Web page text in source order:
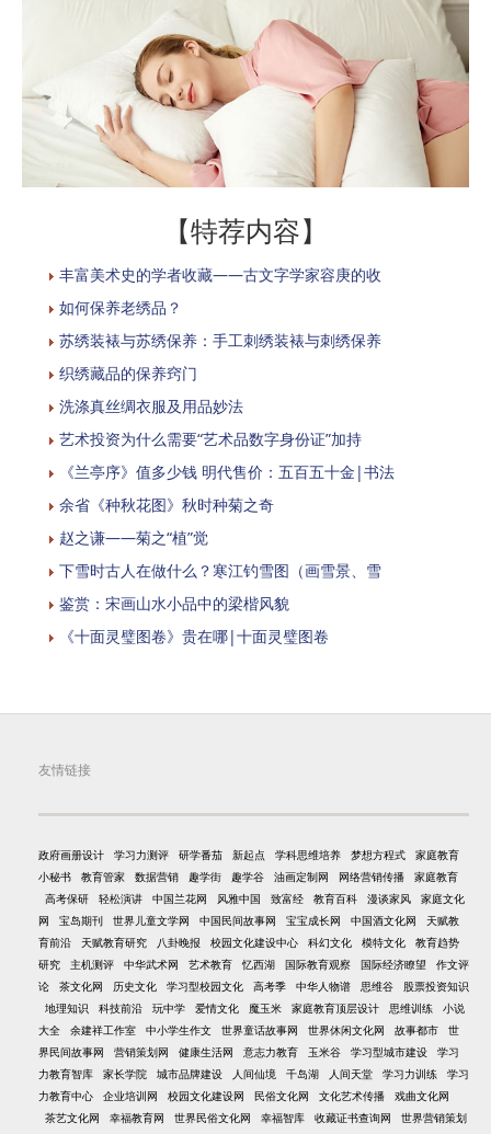
【特荐内容】
丰富美术史的学者收藏——古文字学家容庚的收
如何保养老绣品？
苏绣装裱与苏绣保养：手工刺绣装裱与刺绣保养
织绣藏品的保养窍门
洗涤真丝绸衣服及用品妙法
艺术投资为什么需要“艺术品数字身份证”加持
《兰亭序》值多少钱 明代售价：五百五十金|书法
余省《种秋花图》秋时种菊之奇
赵之谦——菊之“植”觉
下雪时古人在做什么？寒江钓雪图（画雪景、雪
鉴赏：宋画山水小品中的梁楷风貌
《十面灵璧图卷》贵在哪|十面灵璧图卷
友情链接
政府画册设计 学习力测评 研学番茄 新起点 学科思维培养 梦想方程式
家庭教育
小秘书
教育管家 数据营销 趣学街 趣学谷 油画定制网 网络营销传播
家庭教育
高考保研
轻松演讲 中国兰花网 风雅中国 致富经 教育百科 漫谈家风
家庭文化
网
宝岛期刊 世界儿童文学网 中国民间故事网 宝宝成长网 中国酒文化网
天赋教
育前沿
天赋教育研究 八卦晚报 校园文化建设中心 科幻文化 模特文化
教育趋势
研究
主机测评 中华武术网 艺术教育 忆西湖 国际教育观察 国际经济瞭望
作文评
论
茶文化网 历史文化 学习型校园文化 高考季 中华人物谱 思维谷
股票投资知识
地理知识
科技前沿 玩中学 爱情文化 魔玉米 家庭教育顶层设计 思维训练
小说
大全
余建祥工作室 中小学生作文 世界童话故事网 世界休闲文化网 故事都市
世
界民间故事网
营销策划网 健康生活网 意志力教育 玉米谷 学习型城市建设
学习
力教育智库
家长学院 城市品牌建设 人间仙境 千岛湖 人间天堂 学习力训练
学习
力教育中心
企业培训网 校园文化建设网 民俗文化网 文化艺术传播
戏曲文化网
茶艺文化网
幸福教育网 世界民俗文化网 幸福智库 收藏证书查询网
世界营销策划